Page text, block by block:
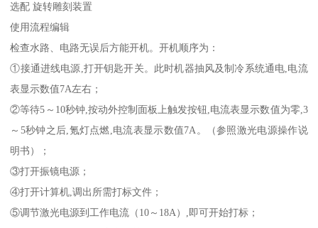
选配 旋转雕刻装置
使用流程编辑
检查水路、电路无误后方能开机。开机顺序为：
①接通进线电源,打开钥匙开关。此时机器抽风及制冷系统通电,电流
表显示数值7A左右；
②等待5～10秒钟,按动外控制面板上触发按钮,电流表显示数值为零,3
～5秒钟之后,氪灯点燃,电流表显示数值7A。（参照激光电源操作说
明书）；
③打开振镜电源；
④打开计算机,调出所需打标文件；
⑤调节激光电源到工作电流（10～18A）,即可开始打标；